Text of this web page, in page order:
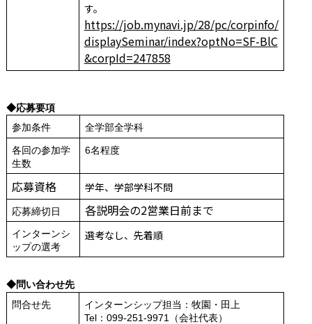
す。
https://job.mynavi.jp/28/pc/corpinfo/
displaySeminar/index?optNo=SF-BlC
&corpId=247858
◆応募要項
参加条件
全学部全学科
各回の参加学
生数
6名程度
応募資格 学年、学部学科不問
応募締切日 各説明会の2営業日前まで
インターンシ
ップの選考
選考なし、先着順
◆問い合わせ先
問合せ先
インターンシップ担当：牧園・田上
Tel：099-251-9971（会社代表）